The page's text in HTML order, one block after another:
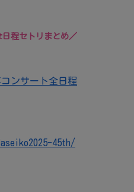
程セトリまとめ／
ンサート全日程
45th/